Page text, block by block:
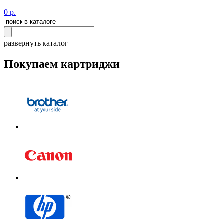
0 р.
развернуть каталог
Покупаем картриджи